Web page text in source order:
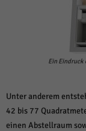
Ein Eindruck
Unter anderem
42 bis 77
einen Abstellraum
Inhalte von
standardmäßig
werden, bedarf der